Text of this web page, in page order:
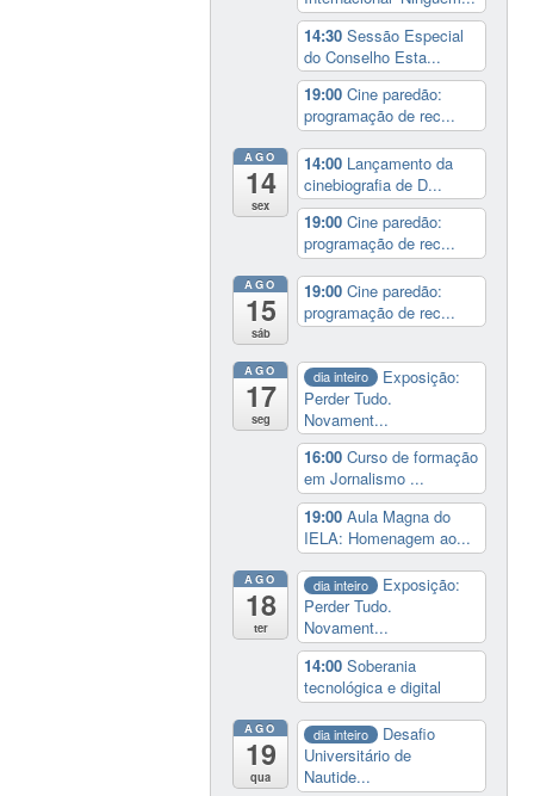
14:30Sessão Especial
do Conselho Esta...
19:00Cine paredão:
programação de rec...
AGO
14
sex
14:00 Lançamento da
cinebiografia de D...
19:00Cine paredão:
programação de rec...
AGO
15
sáb
19:00Cine paredão:
programação de rec...
AGO
17
seg
dia inteiro
Exposição:
Perder Tudo.
Novament...
16:00Curso de formação
em Jornalismo ...
19:00Aula Magna do
IELA: Homenagem ao...
AGO
18
ter
dia inteiro
Exposição:
Perder Tudo.
Novament...
14:00Soberania
tecnológica e digital
AGO
19
qua
dia inteiro
Desafio
Universitário de
Nautide...